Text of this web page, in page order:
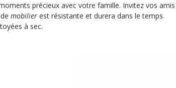
précieux avec votre famille. Invitez vos
mobilier est résistante et durera dans le temps.
à sec.